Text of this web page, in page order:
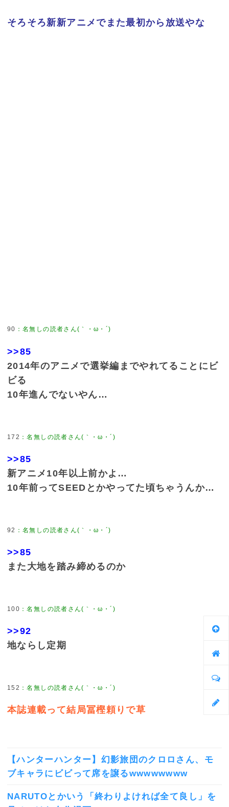
そろそろ新新アニメでまた最初から放送やな
90 ：名無しの読者さん(｀・ω・´)
>>85
2014年のアニメで選挙編までやれてることにビ
ビる
10年進んでないやん…
172 ：名無しの読者さん(｀・ω・´)
>>85
新アニメ10年以上前かよ…
10年前ってSEEDとかやってた頃ちゃうんか…
92 ：名無しの読者さん(｀・ω・´)
>>85
また大地を踏み締めるのか
100 ：名無しの読者さん(｀・ω・´)
>>92
地ならし定期
152 ：名無しの読者さん(｀・ω・´)
本誌連載って結局冨樫頼りで草
【ハンターハンター】幻影旅団のクロロさん、モ
ブキャラにビビって席を譲るwwwwwwww
NARUTOとかいう「終わりよければ全て良し」を